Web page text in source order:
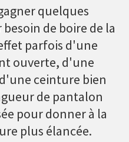
quelques
de boire de la
parfois d'une
ouverte, d'une
ceinture bien
de pantalon
pour donner à la
plus élancée.